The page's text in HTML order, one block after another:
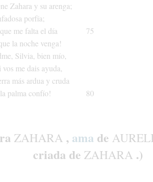
Zahara y su arenga;
porfía;
que me faltael día
75
la noche venga!
Silvia, bien mío,
vos me dais ayuda,
más ardua y cruda
la palmaconfío! 80
ZAHARA , ama de
criada de ZAHARA .)